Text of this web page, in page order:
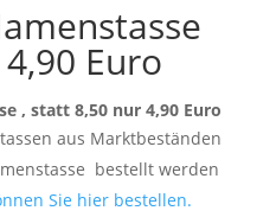
Euro
, statt 8,50 nur 4,90 Euro
aus Marktbeständen
bestellt werden
Sie hier bestellen.